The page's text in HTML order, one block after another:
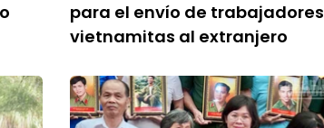
para el envío de trabajadores
vietnamitas al extranjero